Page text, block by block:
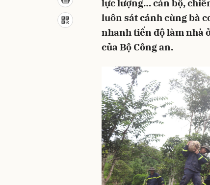
lực lượng… cán bộ,
luôn sát cánh cùng bà
nhanh tiến độ làm nhà
của Bộ Công an.